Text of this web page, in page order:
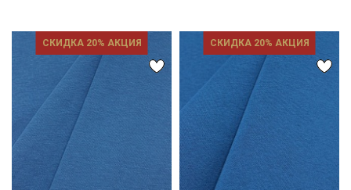
СКИДКА 20% АКЦИЯ СКИДКА 20% АКЦИЯ